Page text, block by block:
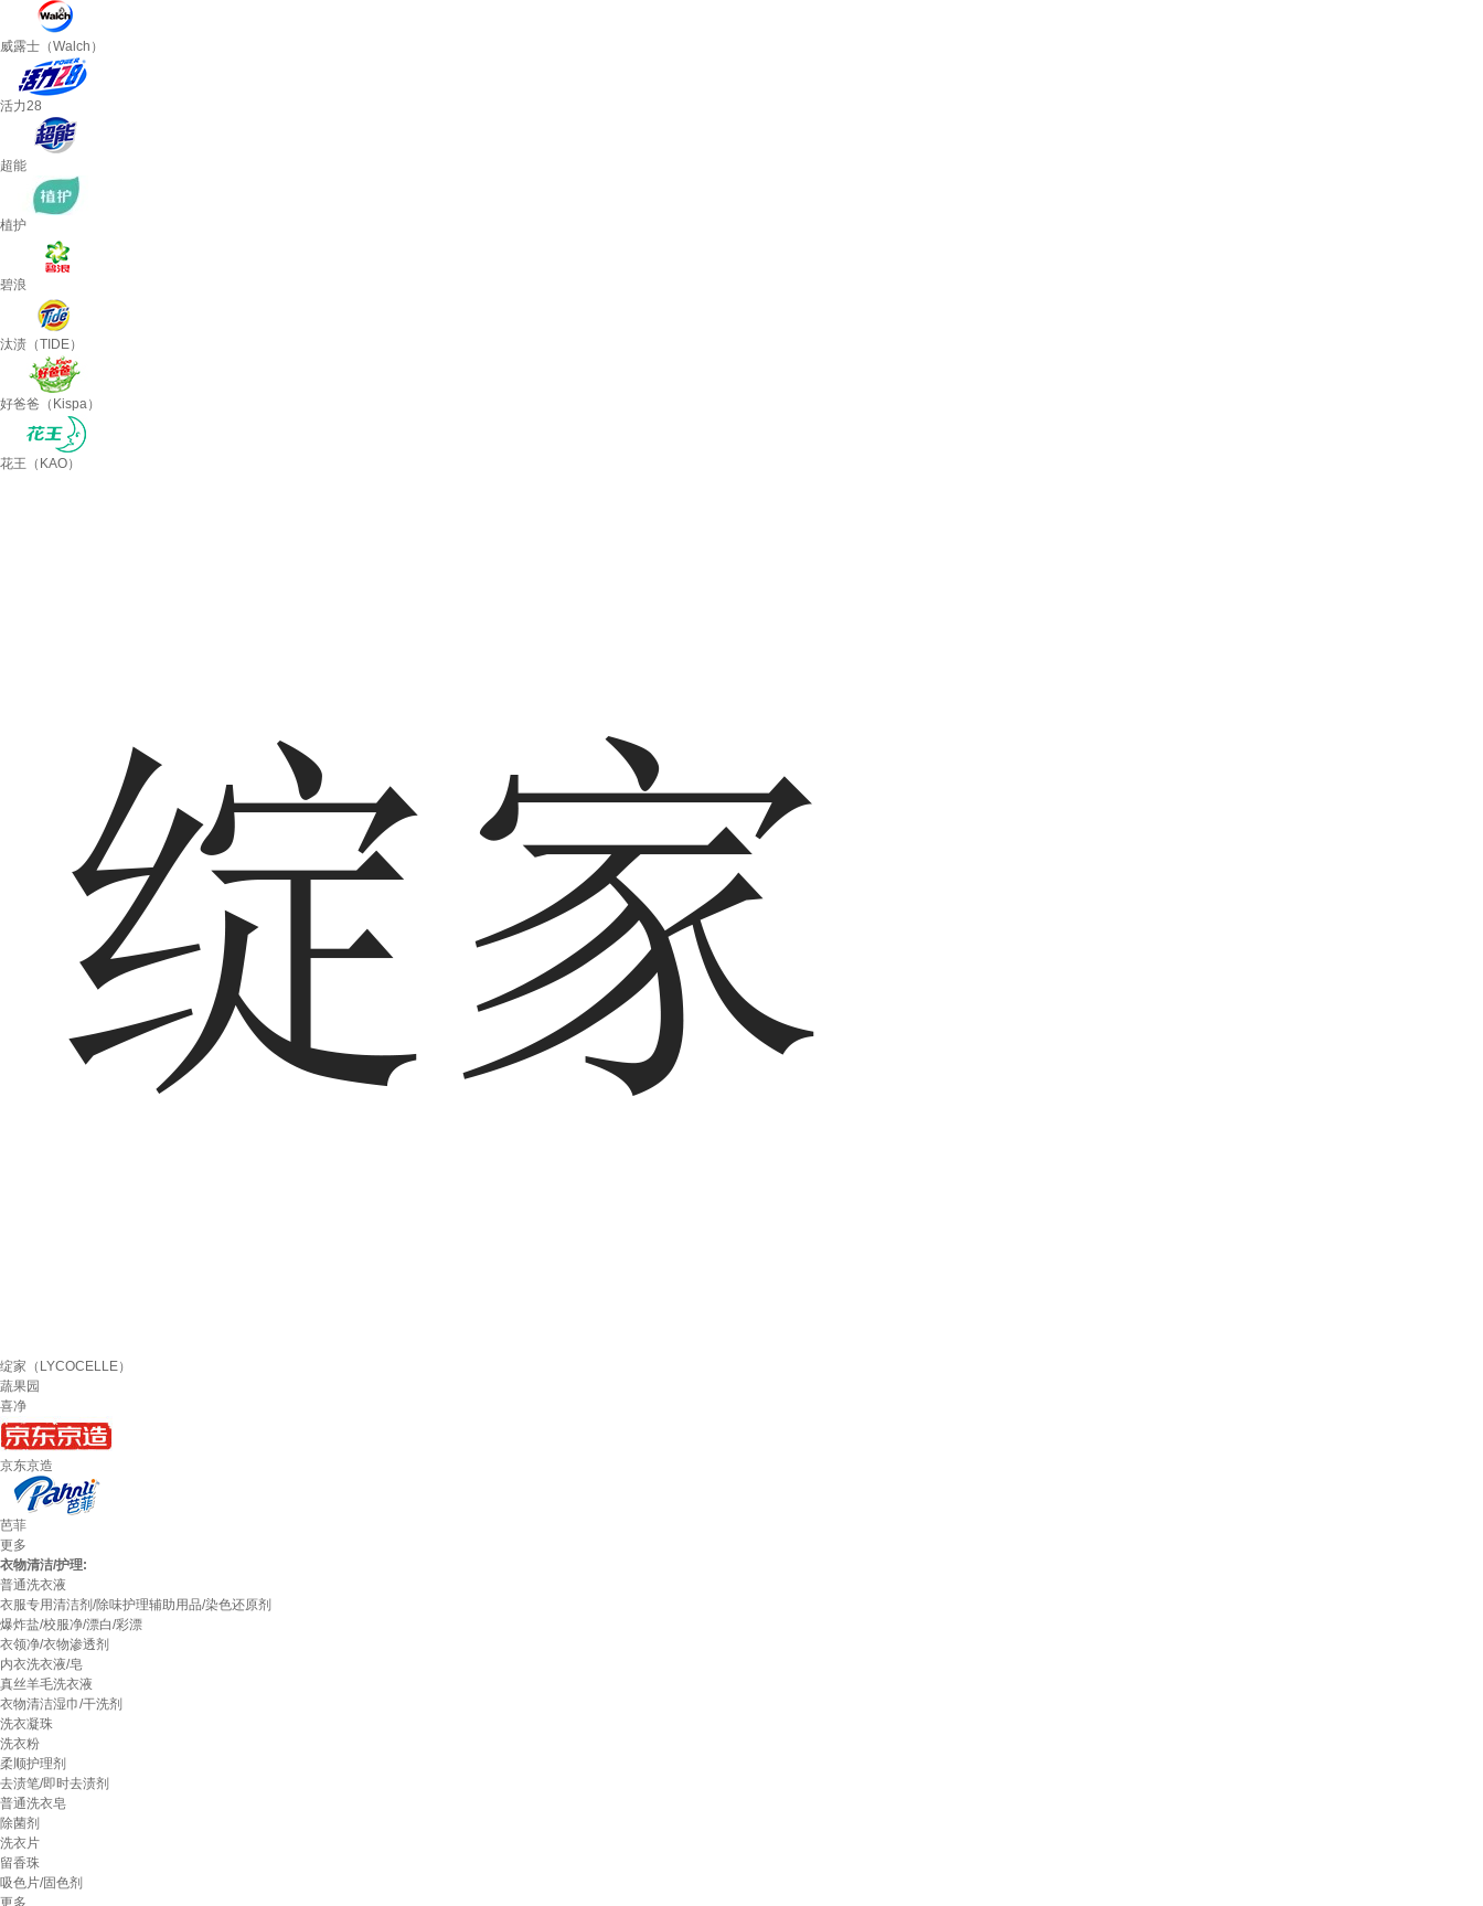
威露士（Walch）
活力28
超能
植护
碧浪
汰渍（TIDE）
好爸爸（Kispa）
花王（KAO）
绽家（LYCOCELLE）
蔬果园
喜净
京东京造
芭菲
更多
衣物清洁/护理:
普通洗衣液
衣服专用清洁剂/除味护理辅助用品/染色还原剂
爆炸盐/校服净/漂白/彩漂
衣领净/衣物渗透剂
内衣洗衣液/皂
真丝羊毛洗衣液
衣物清洁湿巾/干洗剂
洗衣凝珠
洗衣粉
柔顺护理剂
去渍笔/即时去渍剂
普通洗衣皂
除菌剂
洗衣片
留香珠
吸色片/固色剂
更多